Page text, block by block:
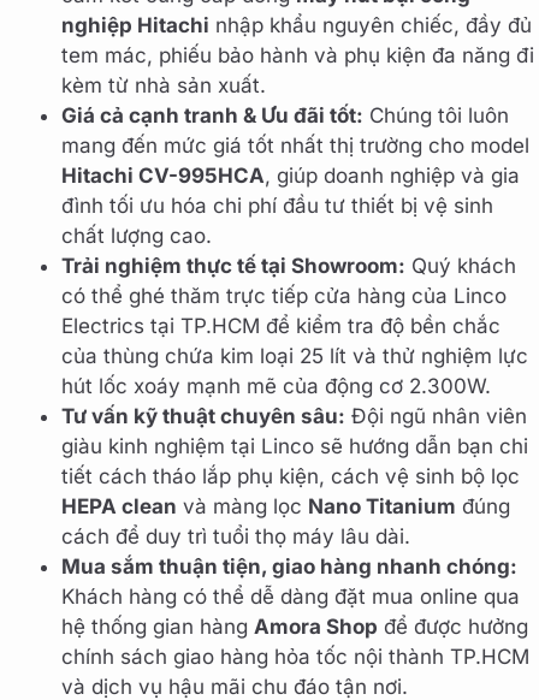
nghiệp Hitachi nhập khẩu nguyên chiếc, đầy đủ
tem mác, phiếu bảo hành và phụ kiện đa năng đi
kèm từ nhà sản xuất.
Giá cả cạnh tranh & Ưu đãi tốt: Chúng tôi luôn
mang đến mức giá tốt nhất thị trường cho model
Hitachi CV-995HCA, giúp doanh nghiệp và gia
đình tối ưu hóa chi phí đầu tư thiết bị vệ sinh
chất lượng cao.
Trải nghiệm thực tế tại Showroom: Quý khách
có thể ghé thăm trực tiếp cửa hàng của Linco
Electrics tại TP.HCM để kiểm tra độ bền chắc
của thùng chứa kim loại 25 lít và thử nghiệm lực
hút lốc xoáy mạnh mẽ của động cơ 2.300W.
Tư vấn kỹ thuật chuyên sâu: Đội ngũ nhân viên
giàu kinh nghiệm tại Linco sẽ hướng dẫn bạn chi
tiết cách tháo lắp phụ kiện, cách vệ sinh bộ lọc
HEPA clean và màng lọc Nano Titanium đúng
cách để duy trì tuổi thọ máy lâu dài.
Mua sắm thuận tiện, giao hàng nhanh chóng:
Khách hàng có thể dễ dàng đặt mua online qua
hệ thống gian hàng Amora Shop để được hưởng
chính sách giao hàng hỏa tốc nội thành TP.HCM
và dịch vụ hậu mãi chu đáo tận nơi.